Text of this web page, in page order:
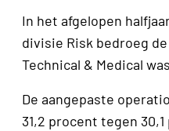
In het afgelopen
divisie Risk bedroeg
Technical & Medical
De aangepaste
31,2 procent tegen